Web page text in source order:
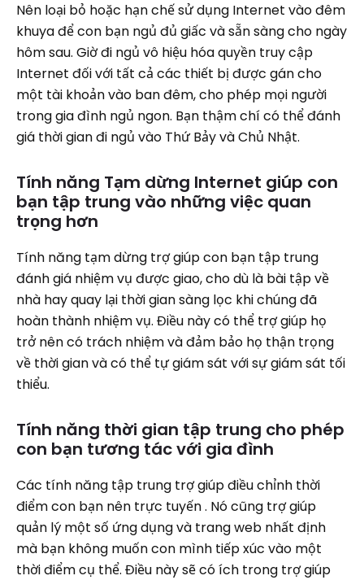
Nên loại bỏ hoặc hạn chế sử dụng Internet vào đêm
khuya để con bạn ngủ đủ giấc và sẵn sàng cho ngày
hôm sau. Giờ đi ngủ vô hiệu hóa quyền truy cập
Internet đối với tất cả các thiết bị được gán cho
một tài khoản vào ban đêm, cho phép mọi người
trong gia đình ngủ ngon. Bạn thậm chí có thể đánh
giá thời gian đi ngủ vào Thứ Bảy và Chủ Nhật.
Tính năng Tạm dừng Internet giúp con
bạn tập trung vào những việc quan
trọng hơn
Tính năng tạm dừng trợ giúp con bạn tập trung
đánh giá nhiệm vụ được giao, cho dù là bài tập về
nhà hay quay lại thời gian sàng lọc khi chúng đã
hoàn thành nhiệm vụ. Điều này có thể trợ giúp họ
trở nên có trách nhiệm và đảm bảo họ thận trọng
về thời gian và có thể tự giám sát với sự giám sát tối
thiểu.
Tính năng thời gian tập trung cho phép
con bạn tương tác với gia đình
Các tính năng tập trung trợ giúp điều chỉnh thời
điểm con bạn nên trực tuyến . Nó cũng trợ giúp
quản lý một số ứng dụng và trang web nhất định
mà bạn không muốn con mình tiếp xúc vào một
thời điểm cụ thể. Điều này sẽ có ích trong trợ giúp